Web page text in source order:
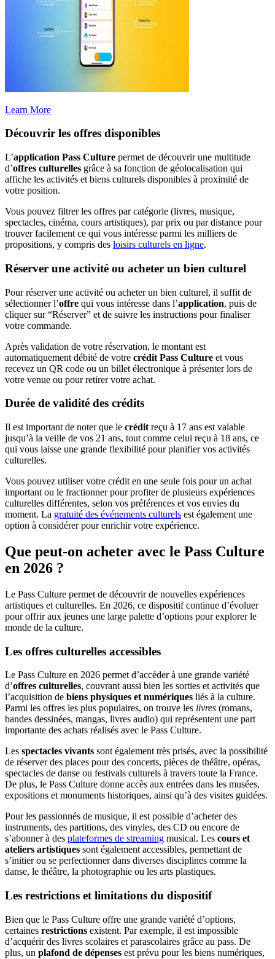
Learn More
Découvrir les offres disponibles
L’application Pass Culture permet de découvrir une multitude
d’offres culturelles grâce à sa fonction de géolocalisation qui
affiche les activités et biens culturels disponibles à proximité de
votre position.
Vous pouvez filtrer les offres par catégorie (livres, musique,
spectacles, cinéma, cours artistiques), par prix ou par distance pour
trouver facilement ce qui vous intéresse parmi les milliers de
propositions, y compris des loisirs culturels en ligne.
Réserver une activité ou acheter un bien culturel
Pour réserver une activité ou acheter un bien culturel, il suffit de
sélectionner l’offre qui vous intéresse dans l’application, puis de
cliquer sur “Réserver” et de suivre les instructions pour finaliser
votre commande.
Après validation de votre réservation, le montant est
automatiquement débité de votre crédit Pass Culture et vous
recevez un QR code ou un billet électronique à présenter lors de
votre venue ou pour retirer votre achat.
Durée de validité des crédits
Il est important de noter que le crédit reçu à 17 ans est valable
jusqu’à la veille de vos 21 ans, tout comme celui reçu à 18 ans, ce
qui vous laisse une grande flexibilité pour planifier vos activités
culturelles.
Vous pouvez utiliser votre crédit en une seule fois pour un achat
important ou le fractionner pour profiter de plusieurs expériences
culturelles différentes, selon vos préférences et vos envies du
moment. La gratuité des événements culturels est également une
option à considérer pour enrichir votre expérience.
Que peut-on acheter avec le Pass Culture
en 2026 ?
Le Pass Culture permet de découvrir de nouvelles expériences
artistiques et culturelles. En 2026, ce dispositif continue d’évoluer
pour offrir aux jeunes une large palette d’options pour explorer le
monde de la culture.
Les offres culturelles accessibles
Le Pass Culture en 2026 permet d’accéder à une grande variété
d’offres culturelles, couvrant aussi bien les sorties et activités que
l’acquisition de biens physiques et numériques liés à la culture.
Parmi les offres les plus populaires, on trouve les livres (romans,
bandes dessinées, mangas, livres audio) qui représentent une part
importante des achats réalisés avec le Pass Culture.
Les spectacles vivants sont également très prisés, avec la possibilité
de réserver des places pour des concerts, pièces de théâtre, opéras,
spectacles de danse ou festivals culturels à travers toute la France.
De plus, le Pass Culture donne accès aux entrées dans les musées,
expositions et monuments historiques, ainsi qu’à des visites guidées.
Pour les passionnés de musique, il est possible d’acheter des
instruments, des partitions, des vinyles, des CD ou encore de
s’abonner à des plateformes de streaming musical. Les cours et
ateliers artistiques sont également accessibles, permettant de
s’initier ou se perfectionner dans diverses disciplines comme la
danse, le théâtre, la photographie ou les arts plastiques.
Les restrictions et limitations du dispositif
Bien que le Pass Culture offre une grande variété d’options,
certaines restrictions existent. Par exemple, il est impossible
d’acquérir des livres scolaires et parascolaires grâce au pass. De
plus, un plafond de dépenses est prévu pour les biens numériques,